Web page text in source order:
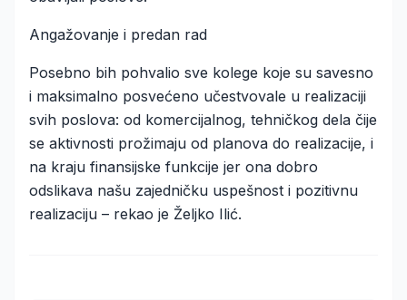
Angažovanje i predan rad
Posebno bih pohvalio sve kolege koje su savesno
i maksimalno posvećeno učestvovale u realizaciji
svih poslova: od komercijalnog, tehničkog dela čije
se aktivnosti prožimaju od planova do realizacije, i
na kraju finansijske funkcije jer ona dobro
odslikava našu zajedničku uspešnost i pozitivnu
realizaciju – rekao je Željko Ilić.